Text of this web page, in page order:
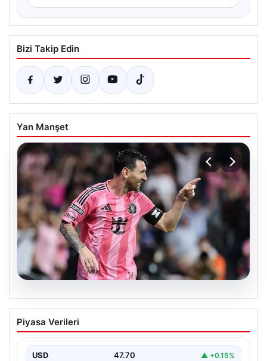
Bizi Takip Edin
Yan Manşet
06.08.2026
Dünya Kupası sonrası da durmuyor!
Messi yapacağını yaptı
Piyasa Verileri
USD 47.70 ▲ +0.15%